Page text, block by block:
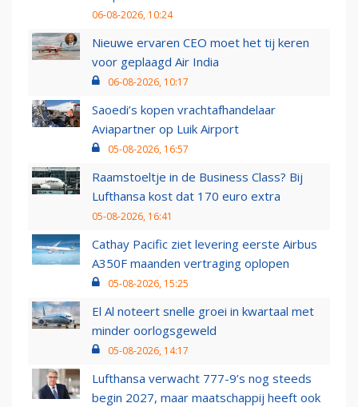
06-08-2026, 10:24
Nieuwe ervaren CEO moet het tij keren
voor geplaagd Air India
06-08-2026, 10:17
Saoedi’s kopen vrachtafhandelaar
Aviapartner op Luik Airport
05-08-2026, 16:57
Raamstoeltje in de Business Class? Bij
Lufthansa kost dat 170 euro extra
05-08-2026, 16:41
Cathay Pacific ziet levering eerste Airbus
A350F maanden vertraging oplopen
05-08-2026, 15:25
El Al noteert snelle groei in kwartaal met
minder oorlogsgeweld
05-08-2026, 14:17
Lufthansa verwacht 777-9’s nog steeds
begin 2027, maar maatschappij heeft ook